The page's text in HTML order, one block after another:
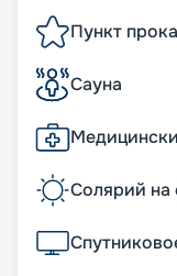
Пункт
Сауна
Солярий на